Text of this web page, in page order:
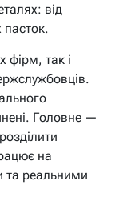
від
пасток.
фірм, так і
Головне —
на
та реальними